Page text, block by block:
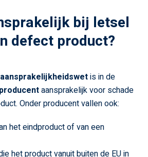
bij letsel
defect product?
is in de
producentaansprakelijk voor schade
Onder producent vallen ook:
het eindproduct of van een
het product vanuit buiten de EU in